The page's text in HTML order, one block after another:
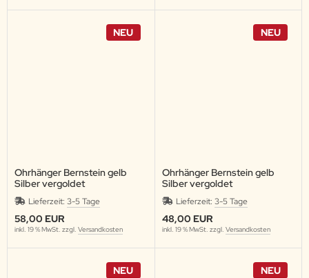
NEU
Ohrhänger Bernstein gelb
Silber vergoldet
Lieferzeit: 3-5 Tage
58,00 EUR
inkl. 19 % MwSt. zzgl. Versandkosten
NEU
Ohrhänger Bernstein gelb
Silber vergoldet
Lieferzeit: 3-5 Tage
48,00 EUR
inkl. 19 % MwSt. zzgl. Versandkosten
NEU NEU